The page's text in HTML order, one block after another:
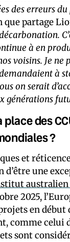
des erreurs du
que partage
à en
voisins. Je ne
à
on serait
générations
des
?
et
d’être une
australien
2025,
en début
comme celui
sont